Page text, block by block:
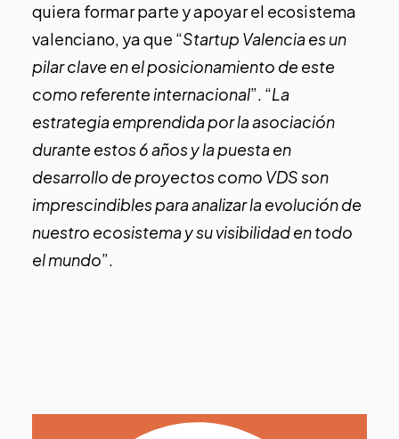
quiera formar parte y apoyar el ecosistema
valenciano, ya que “Startup Valencia es un
pilar clave en el posicionamiento de este
como referente internacional”. “La
estrategia emprendida por la asociación
durante estos 6 años y la puesta en
desarrollo de proyectos como VDS son
imprescindibles para analizar la evolución de
nuestro ecosistema y su visibilidad en todo
el mundo”.